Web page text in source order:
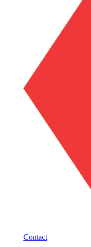
Contact